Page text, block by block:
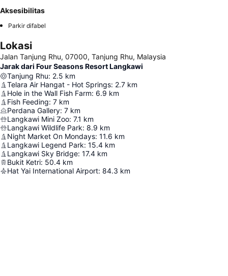
Aksesibilitas
Parkir difabel
Lokasi
Jalan Tanjung Rhu, 07000, Tanjung Rhu, Malaysia
Jarak dari Four Seasons Resort Langkawi
Tanjung Rhu: 2.5 km
Telara Air Hangat - Hot Springs: 2.7 km
Hole in the Wall Fish Farm: 6.9 km
Fish Feeding: 7 km
Perdana Gallery: 7 km
Langkawi Mini Zoo: 7.1 km
Langkawi Wildlife Park: 8.9 km
Night Market On Mondays: 11.6 km
Langkawi Legend Park: 15.4 km
Langkawi Sky Bridge: 17.4 km
Bukit Ketri: 50.4 km
Hat Yai International Airport: 84.3 km